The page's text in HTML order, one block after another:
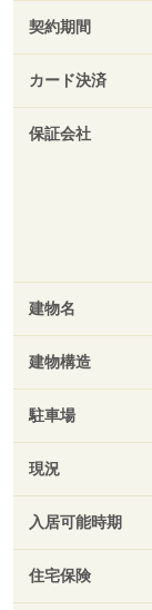
契約期間
カード決済
保証会社
建物名
建物構造
駐車場
現況
入居可能時期
住宅保険